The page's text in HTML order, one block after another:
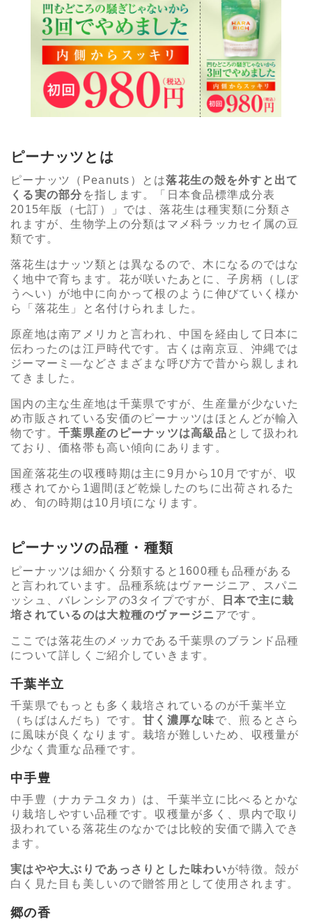
ピーナッツとは
ピーナッツ（Peanuts）とは落花生の殻を外すと出て
くる実の部分 を指します。「日本食品標準成分表
2015年版（七訂）」では、落花生は種実類に分類さ
れますが、生物学上の分類はマメ科ラッカセイ属の豆
類です。
落花生はナッツ類とは異なるので、木になるのではな
く地中で育ちます。花が咲いたあとに、子房柄（しぼ
うへい）が地中に向かって根のように伸びていく様か
ら「落花生」と名付けられました。
原産地は南アメリカと言われ、中国を経由して日本に
伝わったのは江戸時代です。古くは南京豆、沖縄では
ジーマーミ―などさまざまな呼び方で昔から親しまれ
てきました。
国内の主な生産地は千葉県ですが、生産量が少ないた
め市販されている安価のピーナッツはほとんどが輸入
物です。千葉県産のピーナッツは高級品 として扱われ
ており、価格帯も高い傾向にあります。
国産落花生の収穫時期は主に9月から10月ですが、収
穫されてから1週間ほど乾燥したのちに出荷されるた
め、旬の時期は10月頃になります。
ピーナッツの品種・種類
ピーナッツは細かく分類すると1600種も品種がある
と言われています。品種系統はヴァージニア、スパニ
ッシュ、バレンシアの3タイプですが、
日本で主に栽
培されているのは大粒種のヴァージニ アです。
ここでは落花生のメッカである千葉県のブランド品種
について詳しくご紹介していきます。
千葉半立
千葉県でもっとも多く栽培されているのが千葉半立
（ちばはんだち）です。甘く濃厚な味で、煎るとさら
に風味が良くなります。栽培が難しいため、収穫量が
少なく貴重な品種です。
中手豊
中手豊（ナカテユタカ）は、千葉半立に比べるとかな
り栽培しやすい品種です。収穫量が多く、県内で取り
扱われている落花生のなかでは比較的安価で購入でき
ます。
実はやや大ぶりであっさりとした味わいが特徴。殻が
白く見た目も美しいので贈答用として使用されます。
郷の香